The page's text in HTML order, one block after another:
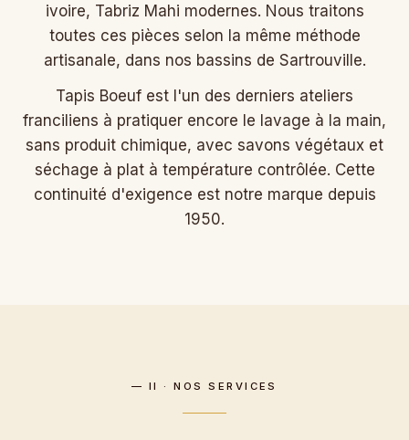
ivoire, Tabriz Mahi modernes. Nous traitons
toutes ces pièces selon la même méthode
artisanale, dans nos bassins de Sartrouville.
Tapis Boeuf est l'un des derniers ateliers
franciliens à pratiquer encore le lavage à la main,
sans produit chimique, avec savons végétaux et
séchage à plat à température contrôlée. Cette
continuité d'exigence est notre marque depuis
1950.
— II · NOS SERVICES